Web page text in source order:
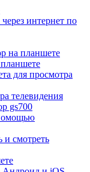
интернет по
на планшете
для просмотра
телевидения
gs700
и смотреть